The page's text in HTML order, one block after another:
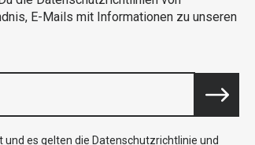
E-Mails mit Informationen zu unseren
und es gelten die Datenschutzrichtlinie und